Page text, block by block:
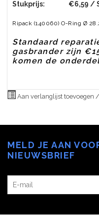
Stukprijs:
€6,59 /
Ripack (140060) O-Ring Ø
Standaard
gasbrander zijn
komen de
Aan verlanglijst toevoegen /
MELD JE AAN
NIEUWSBRIEF